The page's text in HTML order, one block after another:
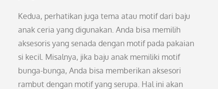
Kedua, perhatikan juga tema atau motif dari baju
anak ceria yang digunakan. Anda bisa memilih
aksesoris yang senada dengan motif pada pakaian
si kecil. Misalnya, jika baju anak memiliki motif
bunga-bunga, Anda bisa memberikan aksesori
rambut dengan motif yang serupa. Hal ini akan